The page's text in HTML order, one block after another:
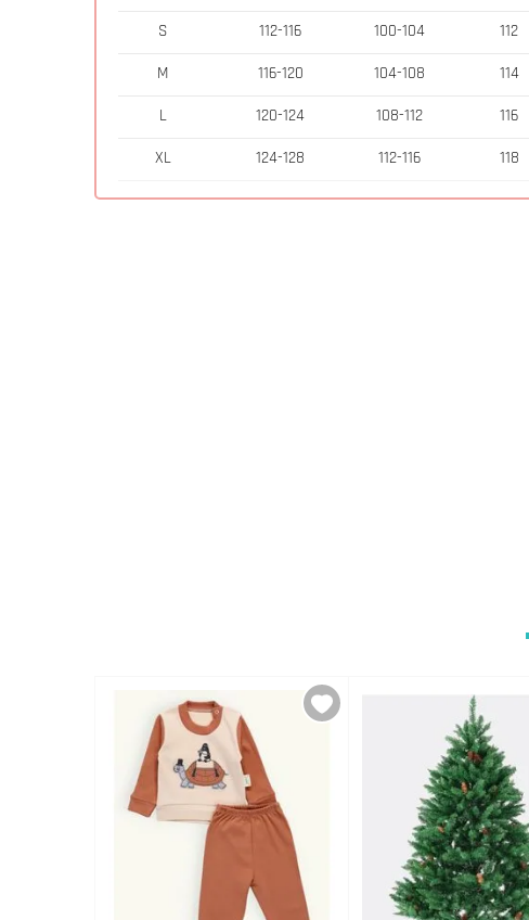
S 112-116 100-104 112
M 116-120 104-108 114
L 120-124 108-112 116
XL 124-128 112-116 118